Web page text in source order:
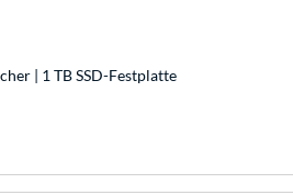
| 1 TB SSD-Festplatte